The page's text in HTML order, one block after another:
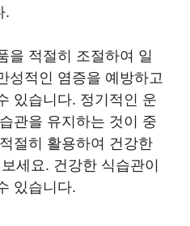
.
을 적절히 조절하여 일
성적인 염증을 예방하고
있습니다. 정기적인 운
관을 유지하는 것이 중
절히 활용하여 건강한
세요. 건강한 식습관이
있습니다.